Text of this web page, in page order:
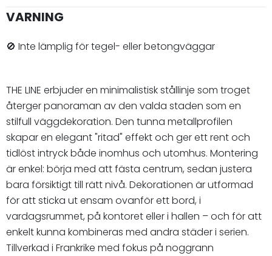
VARNING
🚫 Inte lämplig för tegel- eller betongväggar
THE LINE erbjuder en minimalistisk stållinje som troget
återger panoraman av den valda staden som en
stilfull väggdekoration. Den tunna metallprofilen
skapar en elegant "ritad" effekt och ger ett rent och
tidlöst intryck både inomhus och utomhus. Montering
är enkel: börja med att fästa centrum, sedan justera
bara försiktigt till rätt nivå. Dekorationen är utformad
för att sticka ut ensam ovanför ett bord, i
vardagsrummet, på kontoret eller i hallen – och för att
enkelt kunna kombineras med andra städer i serien.
Tillverkad i Frankrike med fokus på noggrann